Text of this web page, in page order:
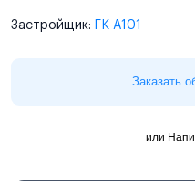
Застройщик: ГК А101
Заказать
или